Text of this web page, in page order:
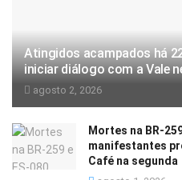
Atingidos acampados há
iniciar diálogo com a Vale
agosto 2, 2026
Mortes na BR-
manifestantes
Café na segunda